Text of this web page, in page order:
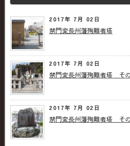
2017年 7月 02日
禁門変長州藩殉難者塔
2017年 7月 02日
禁門変長州藩殉難者塔 そ
2017年 7月 02日
禁門変長州藩殉難者塔 そ